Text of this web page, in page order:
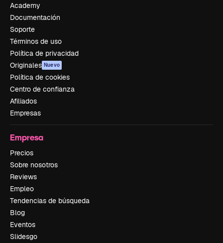
Academy
Documentación
Soporte
Términos de uso
Política de privacidad
Originales Nuevo
Política de cookies
Centro de confianza
Afiliados
Empresas
Empresa
Precios
Sobre nosotros
Reviews
Empleo
Tendencias de búsqueda
Blog
Eventos
Slidesgo